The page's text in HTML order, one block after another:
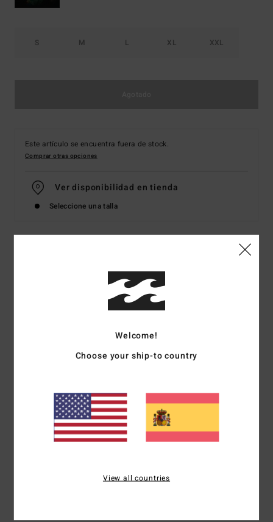
S M L XL XXL
Este artículo se encuentra fuera de stock.
Comprar otras opciones
Ver disponibilidad en tienda
Seleccione una talla
Camiseta de manga corta Verde hombre
Código de color
Parte de la colección Mogul
Ajuste OG
Corte relajado y cuadrado
Estampados delanteros y traseros
Lavado wave wash para un look retro con tacto suave
Welcome!
Choose your ship-to country
View all countries